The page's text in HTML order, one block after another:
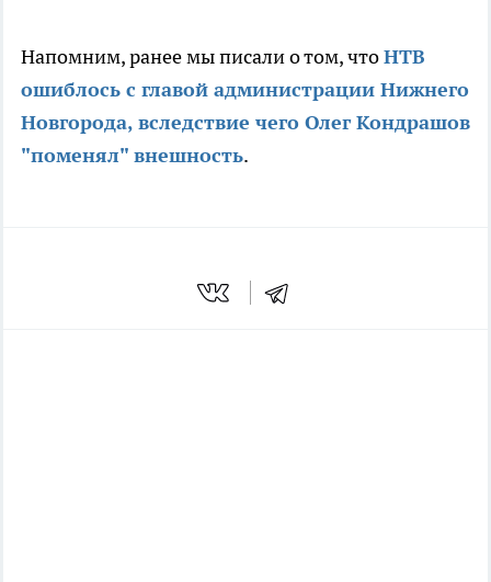
Напомним, ранее мы писали о том, чтоНТВ
ошиблось с главой администрации Нижнего
Новгорода, вследствие чего Олег Кондрашов
"поменял" внешность.